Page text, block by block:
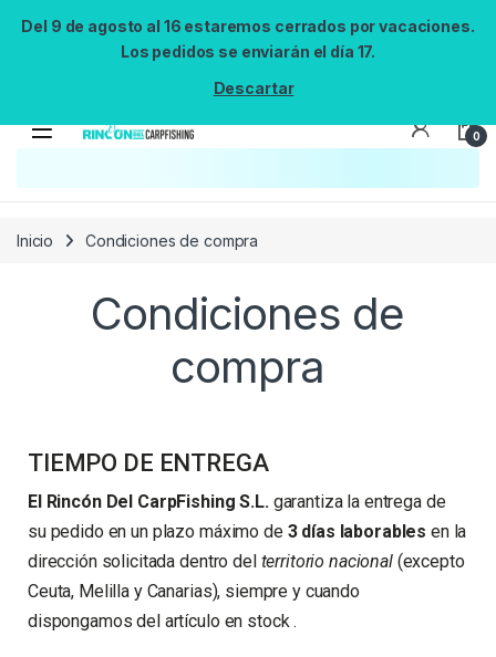
Del 9 de agosto al 16 estaremos cerrados por vacaciones.
Los pedidos se enviarán el día 17.
Descartar
0
Inicio Condiciones de compra
Condiciones de
compra
TIEMPO DE ENTREGA
El Rincón Del CarpFishing S.L.garantiza la entrega de
su pedido en un plazo máximo de 3 días laborables en la
dirección solicitada dentro del territorio nacional(excepto
Ceuta, Melilla y Canarias), siempre y cuando
dispongamos del artículo en stock .